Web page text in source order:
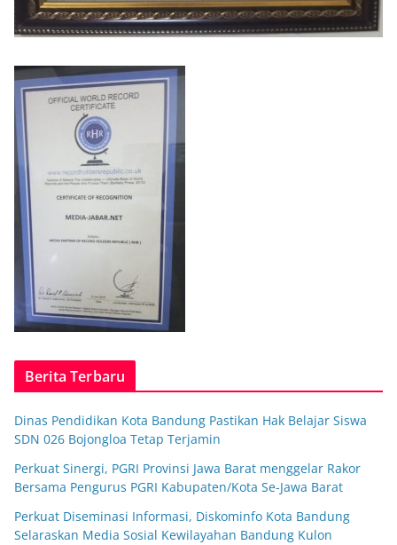
Berita Terbaru
Dinas Pendidikan Kota Bandung Pastikan Hak Belajar Siswa
SDN 026 Bojongloa Tetap Terjamin
Perkuat Sinergi, PGRI Provinsi Jawa Barat menggelar Rakor
Bersama Pengurus PGRI Kabupaten/Kota Se-Jawa Barat
Perkuat Diseminasi Informasi, Diskominfo Kota Bandung
Selaraskan Media Sosial Kewilayahan Bandung Kulon